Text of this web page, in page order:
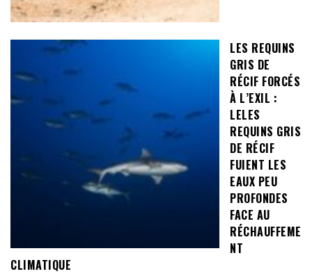
LES REQUINS
GRIS DE
RÉCIF FORCÉS
À L’EXIL :
LELES
REQUINS GRIS
DE RÉCIF
FUIENT LES
EAUX PEU
PROFONDES
FACE AU
RÉCHAUFFEME
NT
CLIMATIQUE